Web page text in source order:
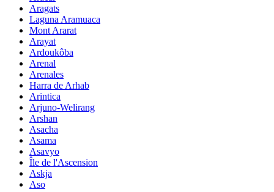
Aragats
Laguna Aramuaca
Mont Ararat
Arayat
Ardoukôba
Arenal
Arenales
Harra de Arhab
Arintica
Arjuno-Welirang
Arshan
Asacha
Asama
Asavyo
Île de l'Ascension
Askja
Aso